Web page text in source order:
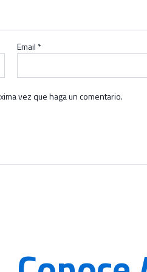
Email *
vez que haga un comentario.